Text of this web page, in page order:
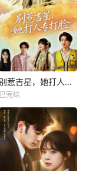
别惹吉星，她打人专打脸
已完结